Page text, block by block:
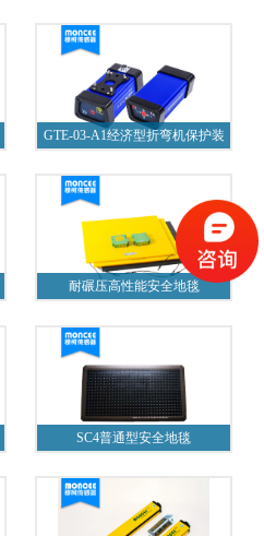
GTE-03-A1经济型折弯机保护装
耐碾压高性能安全地毯
SC4普通型安全地毯